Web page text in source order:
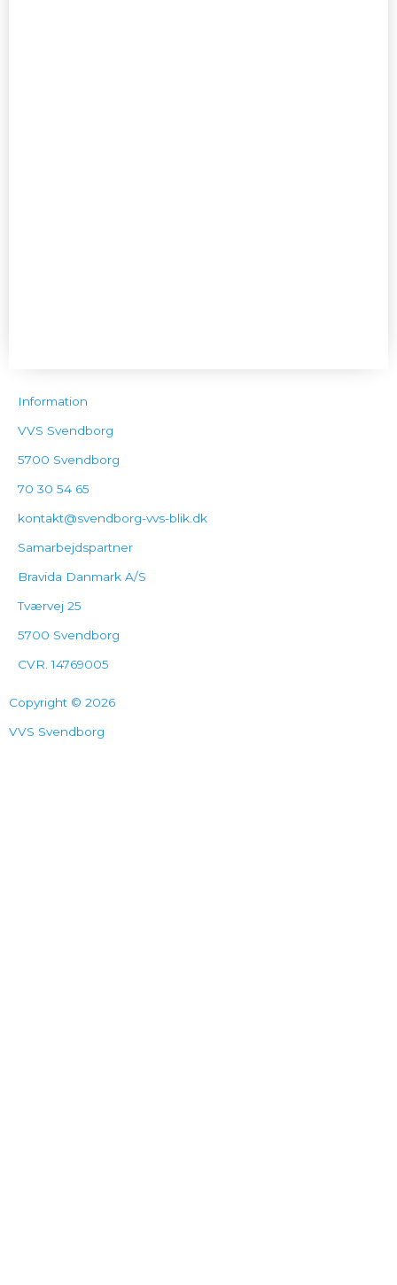
Information
VVS Svendborg
5700 Svendborg
70 30 54 65
kontakt@svendborg-vvs-blik.dk
Samarbejdspartner
Bravida Danmark A/S
Tværvej 25
5700 Svendborg
CVR. 14769005
Copyright © 2026
VVS Svendborg